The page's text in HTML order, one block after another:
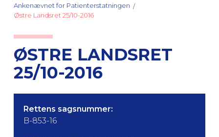
Ankenævnet for Patienterstatningen
Østre Landsret 25/10-2016
ØSTRE LANDSRET
25/10-2016
Rettens sagsnummer:
B-853-16